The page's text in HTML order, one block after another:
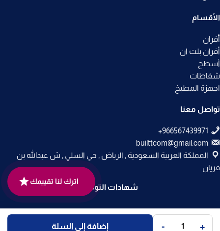
الأقسام
أفران
أفران بلت ان
أسطح
شفاطات
اجهزة المطبخ
تواصل معنا
builttcom@gmail.com
المملكة العربية السعودية , الرياض , حي السلي , ش عبدالله بن
فريان
شهادات التوثيق
جميع الحقوق محفوظة لـمتجر بلت إن© 2025.
تم التطوير بواسطةCode Times
. +
- إضافة إلى السلة
اترك لنا تقييمك